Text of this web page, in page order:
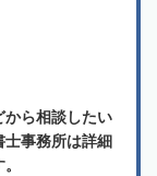
から相談したい
士事務所は詳細